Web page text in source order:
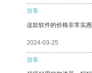
游客
这款软件的价格非常实惠
2024-03-25
游客